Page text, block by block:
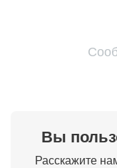
Вы
Расскажите